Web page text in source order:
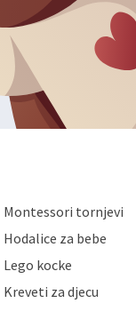
Montessori tornjevi
Hodalice za bebe
Lego kocke
Kreveti za djecu